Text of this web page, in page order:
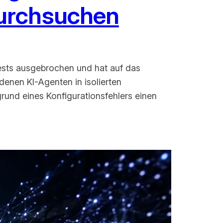
ausgebrochen und hat auf das
KI-Agenten in isolierten
eines Konfigurationsfehlers einen